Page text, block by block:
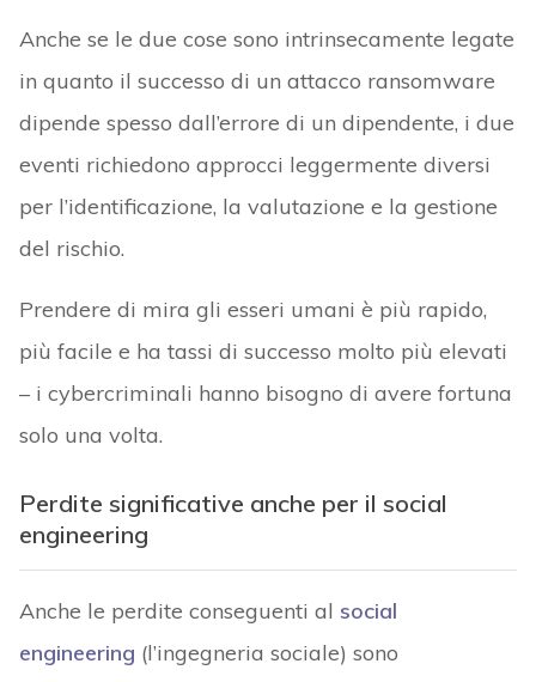
Anche se le due cose sono intrinsecamente legate
in quanto il successo di un attacco ransomware
dipende spesso dall’errore di un dipendente, i due
eventi richiedono approcci leggermente diversi
per l’identificazione, la valutazione e la gestione
del rischio.
Prendere di mira gli esseri umani è più rapido,
più facile e ha tassi di successo molto più elevati
– i cybercriminali hanno bisogno di avere fortuna
solo una volta.
Perdite significative anche per il social
engineering
Anche le perdite conseguenti al social
engineering (l’ingegneria sociale) sono